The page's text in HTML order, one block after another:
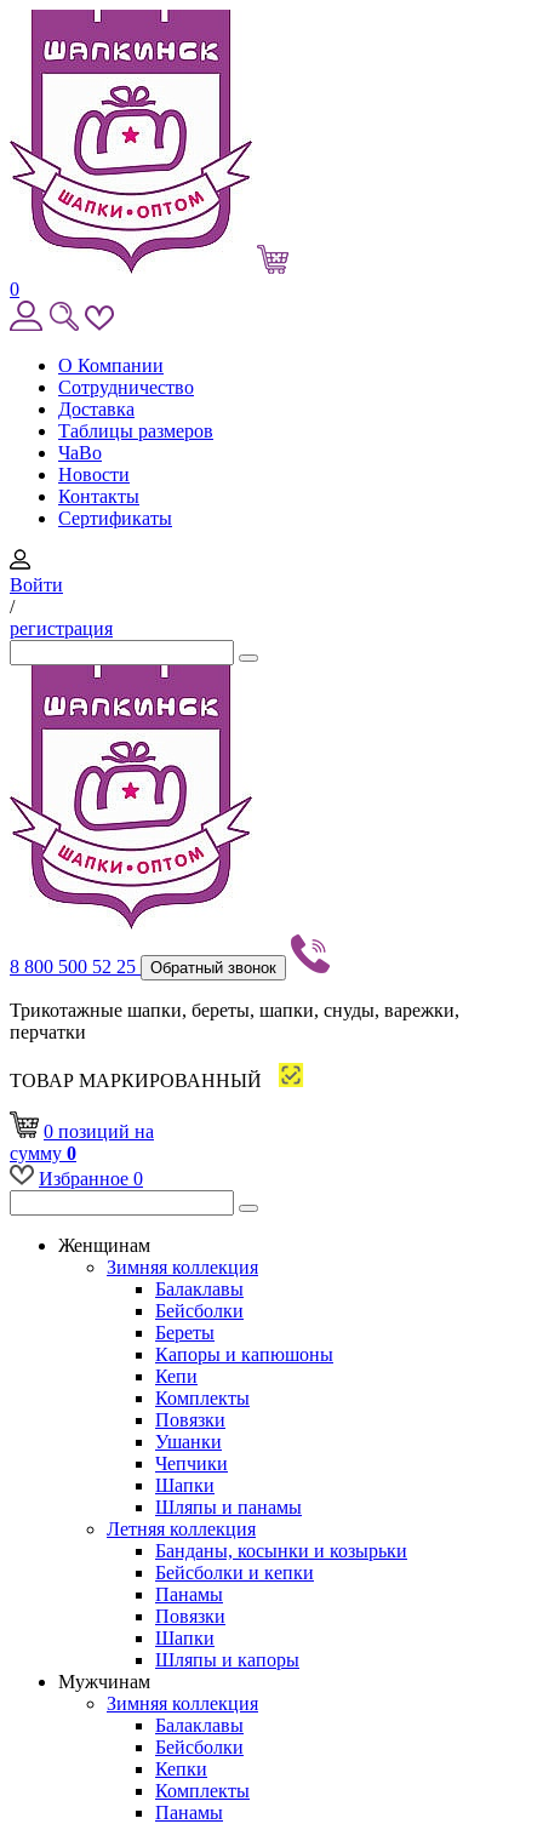
0
О Компании
Сотрудничество
Доставка
Таблицы размеров
ЧаВо
Новости
Контакты
Сертификаты
Войти
/
регистрация
8 800 500 52 25 Обратный звонок
Трикотажные шапки, береты, шапки, снуды, варежки,
перчатки
ТОВАР МАРКИРОВАННЫЙ
0 позиций на
сумму 0
Избранное 0
Женщинам
Зимняя коллекция
Балаклавы
Бейсболки
Береты
Капоры и капюшоны
Кепи
Комплекты
Повязки
Ушанки
Чепчики
Шапки
Шляпы и панамы
Летняя коллекция
Банданы, косынки и козырьки
Бейсболки и кепки
Панамы
Повязки
Шапки
Шляпы и капоры
Мужчинам
Зимняя коллекция
Балаклавы
Бейсболки
Кепки
Комплекты
Панамы